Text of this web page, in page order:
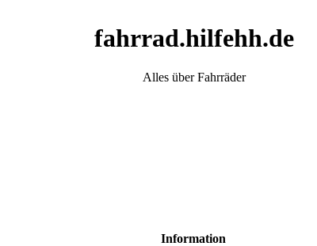
fahrrad.hilfehh.de
Alles über Fahrräder
Information